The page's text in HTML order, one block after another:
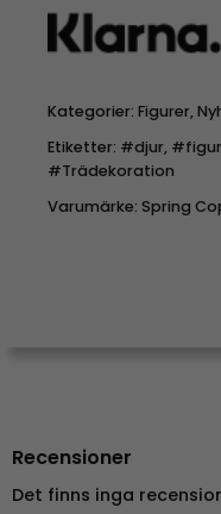
Kategorier: Figurer,
Etiketter: #djur, #figur
#Trädekoration
Varumärke: Spring
Recensioner
Det finns inga